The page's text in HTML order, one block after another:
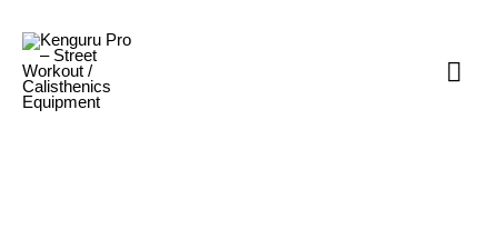
Stále staviame nové a nové halové posilňovne Kenguru Pro